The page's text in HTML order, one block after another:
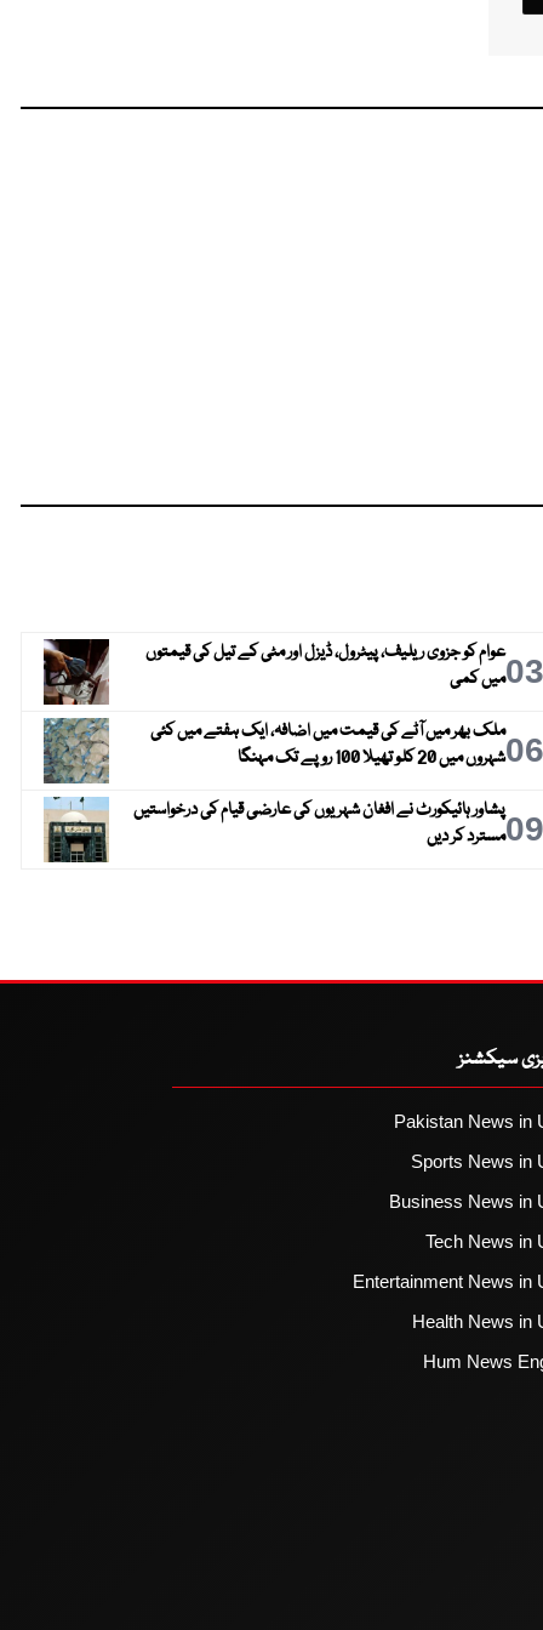
03عوام کو جزوی ریلیف، پیٹرول، ڈیزل اور مٹی کے تیل کی قیمتوں
میں کمی
06ملک بھر میں آٹے کی قیمت میں اضافہ، ایک ہفتے میں کئی
شہروں میں 20 کلو تھیلا 100 روپے تک مہنگا
09پشاور ہائیکورٹ نے افغان شہریوں کی عارضی قیام کی درخواستیں
مسترد کر دیں
سیکشنز
Pakistan News in
Sports News in
Business News in
Tech News in
Entertainment News in
Health News in
Hum News